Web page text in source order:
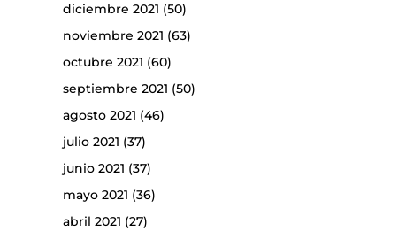
diciembre 2021 (50)
noviembre 2021 (63)
octubre 2021 (60)
septiembre 2021 (50)
agosto 2021 (46)
julio 2021 (37)
junio 2021 (37)
mayo 2021 (36)
abril 2021 (27)